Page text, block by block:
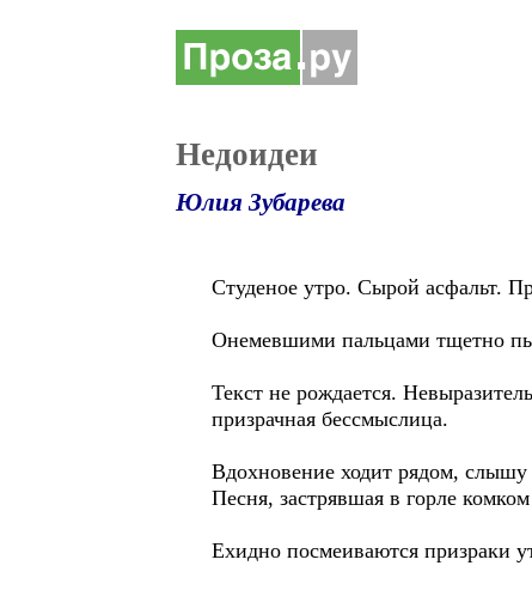
Недоидеи
Юлия Зубарева
Студеное утро. Сырой асфальт.
Онемевшими пальцами тщетно
Текст не рождается.
призрачная бессмыслица.
Вдохновение ходит рядом,
Песня, застрявшая в горле
Ехидно посмеиваются призраки